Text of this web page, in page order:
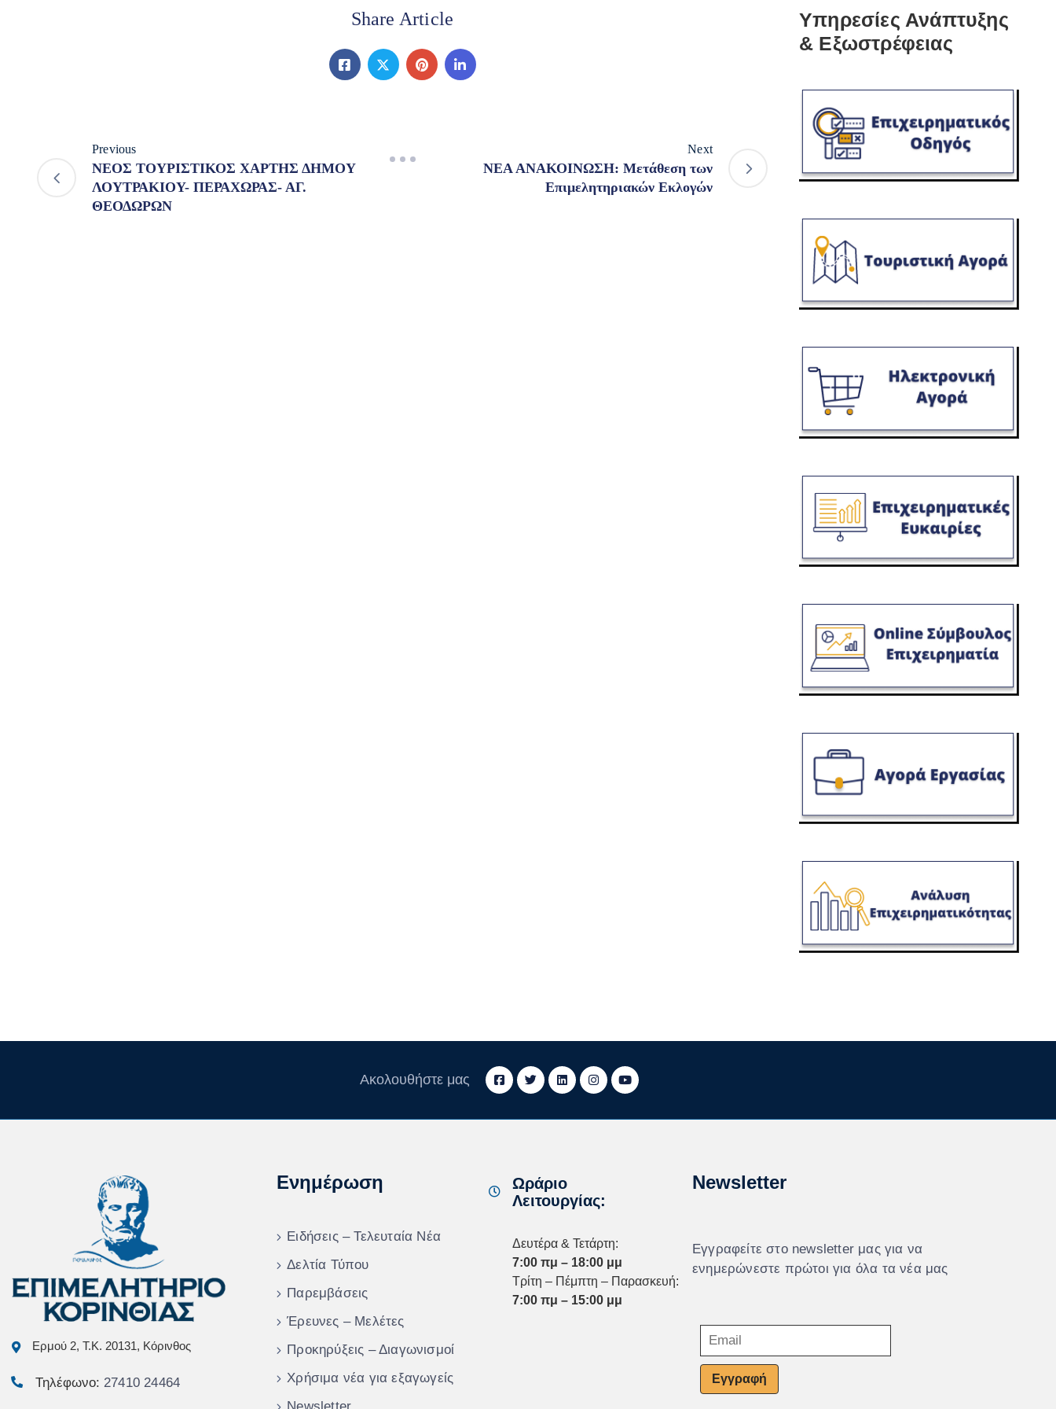
Share Article
Previous
ΝΕΟΣ ΤΟΥΡΙΣΤΙΚΟΣ ΧΑΡΤΗΣ ΔΗΜΟΥ
ΛΟΥΤΡΑΚΙΟΥ- ΠΕΡΑΧΩΡΑΣ- ΑΓ.
ΘΕΟΔΩΡΩΝ
Next
ΝΕΑ ΑΝΑΚΟΙΝΩΣΗ: Μετάθεση των
Επιμελητηριακών Εκλογών
Υπηρεσίες Ανάπτυξης
& Εξωστρέφειας
Ακολουθήστε μας
Ερμού 2, Τ.Κ. 20131, Κόρινθος
Τηλέφωνο: 27410 24464
Ενημέρωση
Ειδήσεις – Τελευταία Νέα
Δελτία Τύπου
Παρεμβάσεις
Έρευνες – Μελέτες
Προκηρύξεις – Διαγωνισμοί
Χρήσιμα νέα για εξαγωγείς
Ωράριο
Λειτουργίας:
Δευτέρα & Τετάρτη:
7:00 πμ – 18:00 μμ
Τρίτη – Πέμπτη – Παρασκευή:
7:00 πμ – 15:00 μμ
Newsletter
Εγγραφείτε στο newsletter μας για να
ενημερώνεστε πρώτοι για όλα τα νέα μας
Εγγραφή